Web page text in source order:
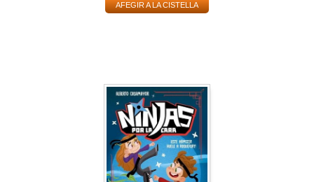
AFEGIR A LA CISTELLA